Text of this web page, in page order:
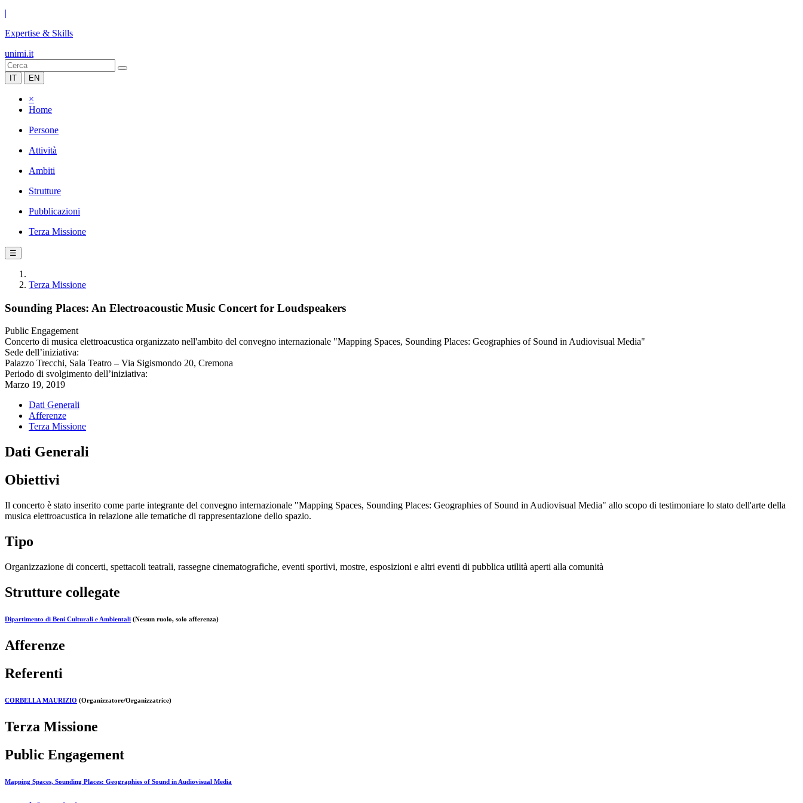
|
Expertise & Skills
unimi.it
IT EN
×
Home
Persone
Attività
Ambiti
Strutture
Pubblicazioni
Terza Missione
☰
Terza Missione
Sounding Places: An Electroacoustic Music Concert for Loudspeakers
Public Engagement
Concerto di musica elettroacustica organizzato nell'ambito del convegno internazionale "Mapping Spaces, Sounding Places: Geographies of Sound in Audiovisual Media"
Sede dell’iniziativa:
Palazzo Trecchi, Sala Teatro – Via Sigismondo 20, Cremona
Periodo di svolgimento dell’iniziativa:
Marzo 19, 2019
Dati Generali
Afferenze
Terza Missione
Dati Generali
Obiettivi
Il concerto è stato inserito come parte integrante del convegno internazionale "Mapping Spaces, Sounding Places: Geographies of Sound in Audiovisual Media" allo scopo di testimoniare lo stato dell'arte della
musica elettroacustica in relazione alle tematiche di rappresentazione dello spazio.
Tipo
Organizzazione di concerti, spettacoli teatrali, rassegne cinematografiche, eventi sportivi, mostre, esposizioni e altri eventi di pubblica utilità aperti alla comunità
Strutture collegate
Dipartimento di Beni Culturali e Ambientali (Nessun ruolo, solo afferenza)
Afferenze
Referenti
CORBELLA MAURIZIO (Organizzatore/Organizzatrice)
Terza Missione
Public Engagement
Mapping Spaces, Sounding Places: Geographies of Sound in Audiovisual Media